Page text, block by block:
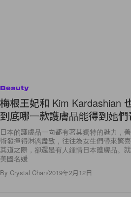
Beauty
梅根王妃和 Kim Kardashian
到底哪一款護膚品能得到她們
日本的護膚品一向都有著其獨特的魅力，
術發揮得淋漓盡致，往往為女生們帶來驚
其道之際，卻還是有人鍾情日本護膚品。
美國名媛
By Crystal Chan/2019年2月12日